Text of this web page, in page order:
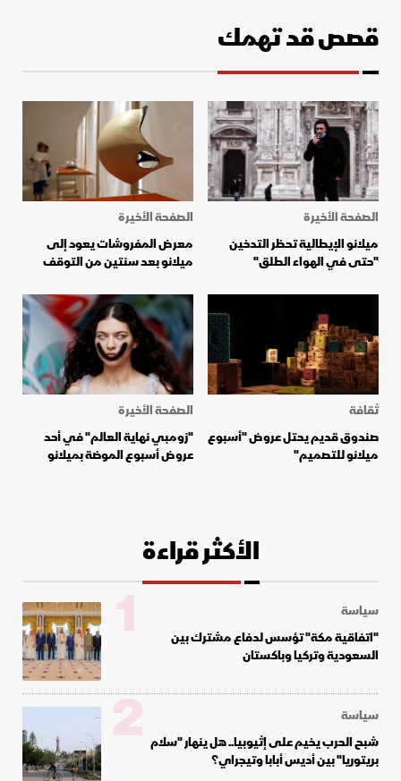
قصص قد تهمك
الصفحة الأخيرة
ميلانو الإيطالية تحظر التدخين
"حتى في الهواء الطلق"
الصفحة الأخيرة
معرض المفروشات يعود إلى
ميلانو بعد سنتين من التوقف
ثقافة
صندوق قديم يحتل عروض "أسبوع
ميلانو للتصميم"
الصفحة الأخيرة
"زومبي نهاية العالم" في أحد
عروض أسبوع الموضة بميلانو
الأكثر قراءة
سياسة
"اتفاقية مكة" تؤسس لدفاع مشترك بين
السعودية وتركيا وباكستان
1
سياسة
شبح الحرب يخيم على إثيوبيا.. هل ينهار "سلام
بريتوريا" بين أديس أبابا وتيجراي؟
2